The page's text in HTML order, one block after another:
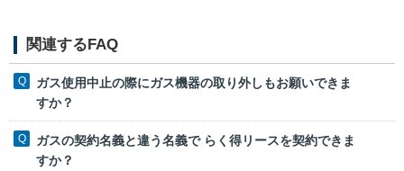
関連するFAQ
ガス使用中止の際にガス機器の取り外しもお願いできま
すか？
ガスの契約名義と違う名義で らく得リースを契約できま
すか？